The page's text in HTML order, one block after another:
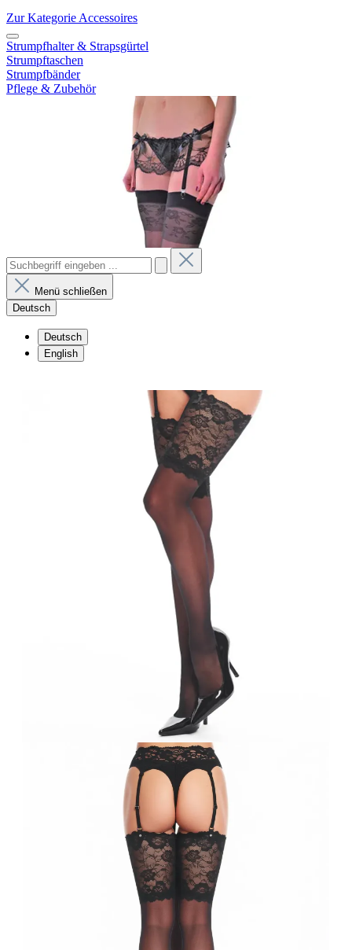
Zur Kategorie Accessoires
Strumpfhalter & Strapsgürtel
Strumpftaschen
Strumpfbänder
Pflege & Zubehör
Menü schließen
Deutsch
Deutsch
English